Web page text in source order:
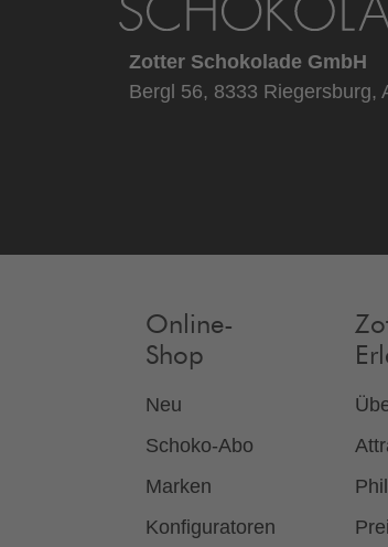
Zotter Schokolade GmbH
Bergl 56, 8333 Riegersburg,
Online-
Shop
Neu
Schoko-Abo
Marken
Konfiguratoren